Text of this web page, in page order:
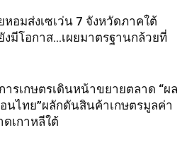
หอมส่งเซเว่น 7 จังหวัดภาคใต้
งมีโอกาส…เผยมาตรฐานกล้วยที่
ารเกษตรเดินหน้าขยายตลาด “ผล
อนไทย”ผลักดันสินค้าเกษตรมูลค่า
ดเกาหลีใต้